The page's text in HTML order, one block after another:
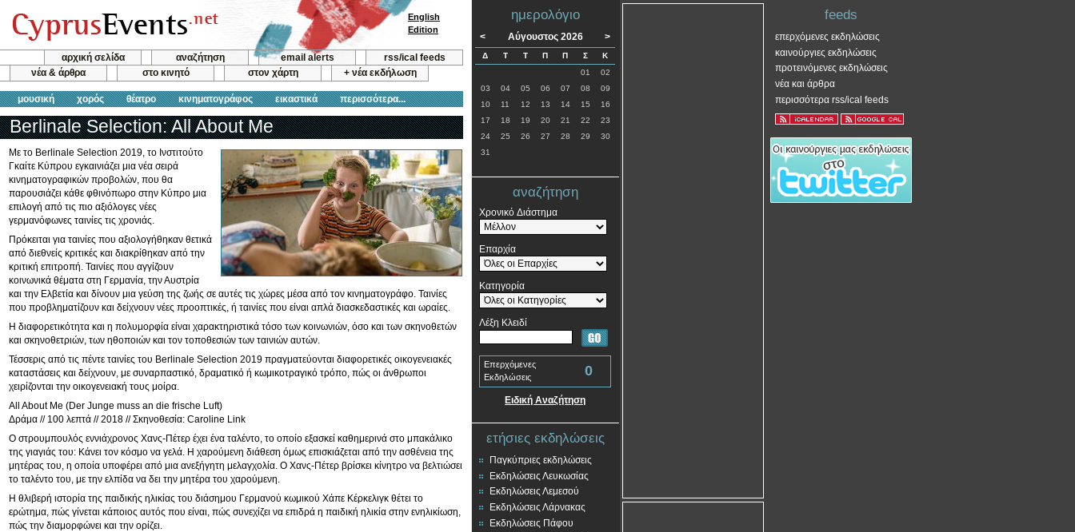
αρχική σελίδα αναζήτηση email alerts
rss/ical feeds
νέα & άρθρα
στο κινητό στον χάρτη + νέα εκδήλωση
μουσική χορός θέατρο κινηματογράφος εικαστικά περισσότερα...
English
Edition
Berlinale Selection: All About Me
Με το Berlinale Selection 2019, το Ινστιτούτο
Γκαίτε Κύπρου εγκαινιάζει μια νέα σειρά
κινηματογραφικών προβολών, που θα
παρουσιάζει κάθε φθινόπωρο στην Κύπρο μια
επιλογή από τις πιο αξιόλογες νέες
γερμανόφωνες ταινίες τις χρονιάς.
Πρόκειται για ταινίες που αξιολογήθηκαν θετικά
από διεθνείς κριτικές και διακρίθηκαν από την
κριτική επιτροπή. Ταινίες που αγγίζουν
κοινωνικά θέματα στη Γερμανία, την Αυστρία
και την Ελβετία και δίνουν μια γεύση της ζωής σε αυτές τις χώρες μέσα από τον κινηματογράφο. Ταινίες
που προβληματίζουν και δείχνουν νέες προοπτικές, ή ταινίες που είναι απλά διασκεδαστικές και ωραίες.
Η διαφορετικότητα και η πολυμορφία είναι χαρακτηριστικά τόσο των κοινωνιών, όσο και των σκηνοθετών
και σκηνοθετριών, των ηθοποιών και τον τοποθεσιών των ταινιών αυτών.
Τέσσερις από τις πέντε ταινίες του Berlinale Selection 2019 πραγματεύονται διαφορετικές οικογενειακές
καταστάσεις και δείχνουν, με συναρπαστικό, δραματικό ή κωμικοτραγικό τρόπο, πώς οι άνθρωποι
χειρίζονται την οικογενειακή τους μοίρα.
All About Me (Der Junge muss an die frische Luft)
Δράμα // 100 λεπτά // 2018 // Σκηνοθεσία: Caroline Link
Ο στρουμπουλός εννιάχρονος Χανς-Πέτερ έχει ένα ταλέντο, το οποίο εξασκεί καθημερινά στο μπακάλικο
της γιαγιάς του: Κάνει τον κόσμο να γελά. Η χαρούμενη διάθεση όμως επισκιάζεται από την ασθένεια της
μητέρας του, η οποία υποφέρει από μια ανεξήγητη μελαγχολία. Ο Χανς-Πέτερ βρίσκει κίνητρο να βελτιώσει
το ταλέντο του, με την ελπίδα να δει την μητέρα του χαρούμενη.
Η θλιβερή ιστορία της παιδικής ηλικίας του διάσημου Γερμανού κωμικού Χάπε Κέρκελιγκ θέτει το
ερώτημα, πώς γίνεται κάποιος αυτός που είναι, πώς συνεχίζει να επιδρά η παιδική ηλικία στην ενηλικίωση,
πώς την διαμορφώνει και την ορίζει.
ημερολόγιο
< Αύγουστος 2026 >
Δ Τ Τ Π Π Σ
Κ
01
02
03
04 05 06 07 08
09
10
11 12 13 14 15
16
17
18 19 20 21 22
23
24
25 26 27 28 29
30
31
αναζήτηση
Χρονικό Διάστημα
Επαρχία
Κατηγορία
Λέξη Κλειδί
Επερχόμενες
Εκδηλώσεις
0
Ειδική Αναζήτηση
ετήσιες εκδηλώσεις
Παγκύπριες εκδηλώσεις
Εκδηλώσεις Λευκωσίας
Εκδηλώσεις Λεμεσού
Εκδηλώσεις Λάρνακας
Εκδηλώσεις Πάφου
feeds
επερχόμενες εκδηλώσεις
καινούργιες εκδηλώσεις
προτεινόμενες εκδηλώσεις
νέα και άρθρα
περισσότερα rss/ical feeds